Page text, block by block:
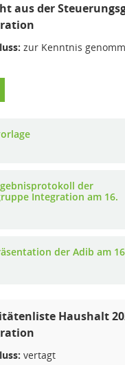
aus der
zur Kenntnis
der
Integration am 16.
der Adib am
Haushalt
vertagt